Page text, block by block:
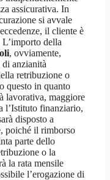
assicurativa. In
si avvale
il cliente è
della
, ovviamente,
anzianità
retribuzione o
questo in quanto
lavorativa, maggiore
l’Istituto finanziario,
disposto a
poiché il rimborso
parte dello
o la
la rata mensile
l’erogazione di